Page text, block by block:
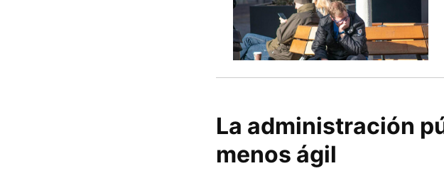
La administración
menos ágil